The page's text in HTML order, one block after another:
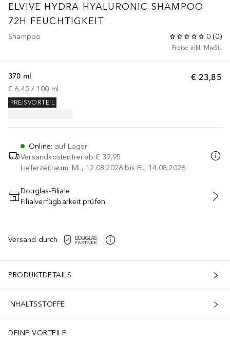
ELVIVE HYDRA HYALURONIC SHAMPOO
72H FEUCHTIGKEIT
Shampoo 0 (0)
Preise inkl. MwSt.
€ 23,85
370 ml
€ 6,45 / 100 ml
PREISVORTEIL
Online: auf Lager
Versandkostenfrei ab € 39,95
Lieferzeitraum: Mi., 12.08.2026 bis Fr., 14.08.2026
IN DEN WARENKORB
Douglas-Filiale
Filialverfügbarkeit prüfen
Versand durch
PRODUKTDETAILS
INHALTSSTOFFE
DEINE VORTEILE